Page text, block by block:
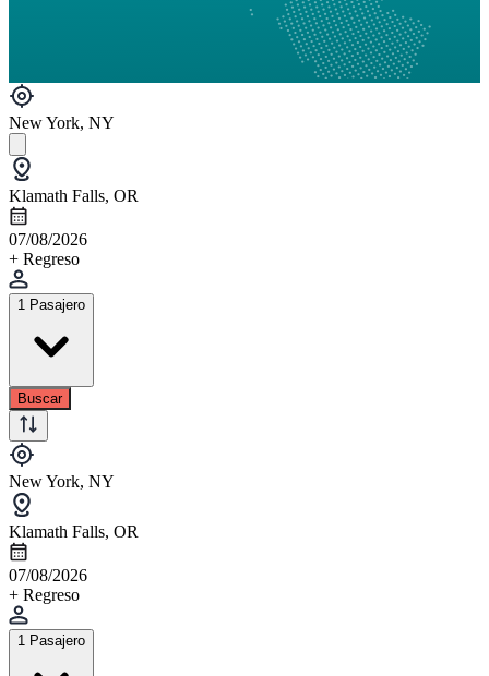
New York, NY
Klamath Falls, OR
07/08/2026
+ Regreso
1 Pasajero
Buscar
New York, NY
Klamath Falls, OR
07/08/2026
+ Regreso
1 Pasajero